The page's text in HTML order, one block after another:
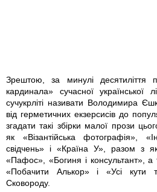
Зрештою, за минулі десятиліття
кардинала» сучасної української
сучукрліті називати Володимира
від герметичних екзерсисів до
згадати такі збірки малої прози
як «Візантійська фотографія»,
свідчень» і «Країна У», разом з
«Пафос», «Богиня і консультант», а
«Побачити Алькор» і «Усі кути
Сковороду.